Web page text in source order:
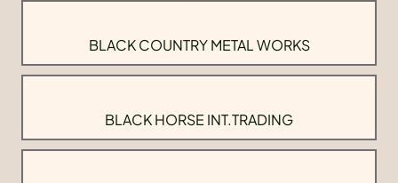
BLACK COUNTRY METAL WORKS
BLACK HORSE INT.TRADING